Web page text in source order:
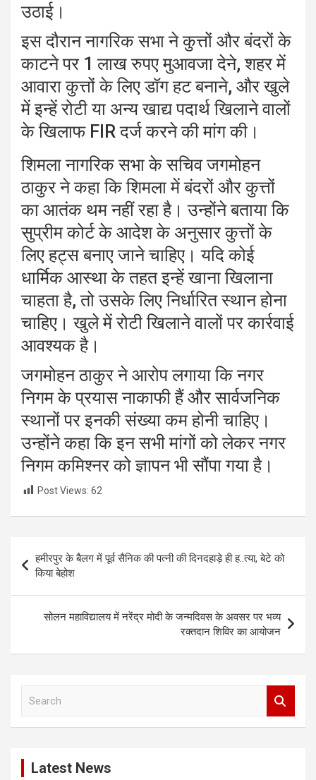
उठाई।
इस दौरान नागरिक सभा ने कुत्तों और बंदरों के
काटने पर 1 लाख रुपए मुआवजा देने, शहर में
आवारा कुत्तों के लिए डॉग हट बनाने, और खुले
में इन्हें रोटी या अन्य खाद्य पदार्थ खिलाने वालों
के खिलाफ FIR दर्ज करने की मांग की।
शिमला नागरिक सभा के सचिव जगमोहन
ठाकुर ने कहा कि शिमला में बंदरों और कुत्तों
का आतंक थम नहीं रहा है। उन्होंने बताया कि
सुप्रीम कोर्ट के आदेश के अनुसार कुत्तों के
लिए हट्स बनाए जाने चाहिए। यदि कोई
धार्मिक आस्था के तहत इन्हें खाना खिलाना
चाहता है, तो उसके लिए निर्धारित स्थान होना
चाहिए। खुले में रोटी खिलाने वालों पर कार्रवाई
आवश्यक है।
जगमोहन ठाकुर ने आरोप लगाया कि नगर
निगम के प्रयास नाकाफी हैं और सार्वजनिक
स्थानों पर इनकी संख्या कम होनी चाहिए।
उन्होंने कहा कि इन सभी मांगों को लेकर नगर
निगम कमिश्नर को ज्ञापन भी सौंपा गया है।
Post Views: 62
Post
navigation
हमीरपुर के बैलग में पूर्व सैनिक की पत्नी की दिनदहाड़े ही ह..त्या, बेटे को
किया बेहोश
सोलन महाविद्यालय में नरेंद्र मोदी के जन्मदिवस के अवसर पर भव्य
रक्तदान शिविर का आयोजन
Latest News